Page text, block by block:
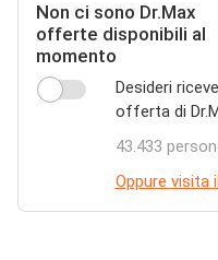
Non ci sono Dr.Max
offerte disponibili al
momento
Desideri
offerta di
43.433
Oppure visita